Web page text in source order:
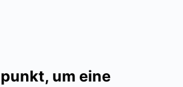
um eine